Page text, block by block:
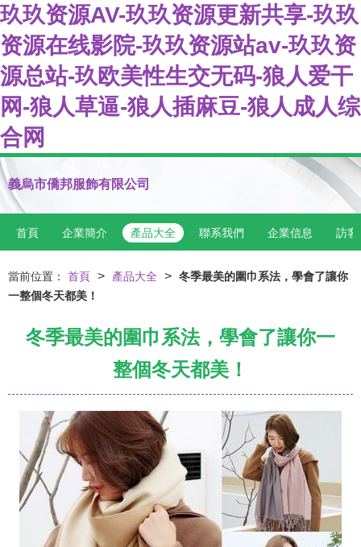
玖玖资源AV-玖玖资源更新共享-玖玖
资源在线影院-玖玖资源站av-玖玖资
源总站-玖欧美性生交无码-狼人爱干
网-狼人草逼-狼人插麻豆-狼人成人综
合网
義烏市僑邦服飾有限公司
首頁 企業簡介 產品大全 聯系我們 企業信息 訪客
當前位置： 首頁 > 產品大全 > 冬季最美的圍巾系法，學會了讓你
一整個冬天都美！
冬季最美的圍巾系法，學會了讓你一
整個冬天都美！